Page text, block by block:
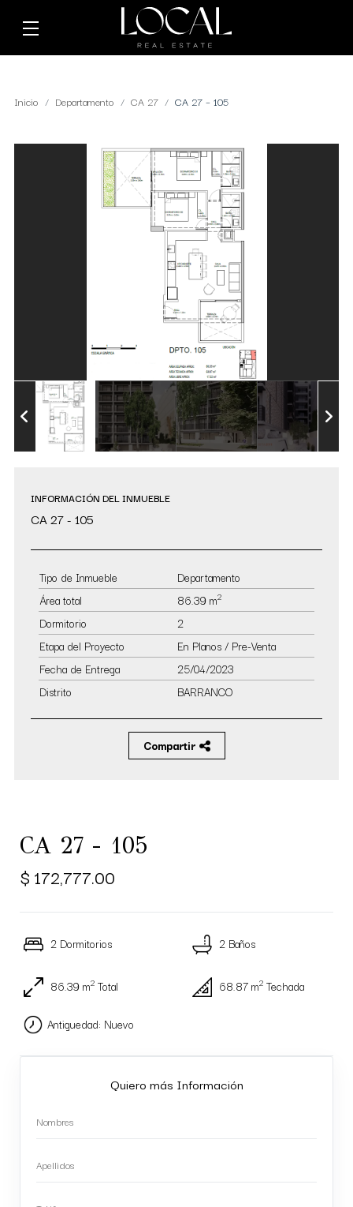
Inicio Departamento CA 27 CA 27 – 105
INFORMACIÓN DEL INMUEBLE
CA 27 - 105
Tipo de Inmueble
Departamento
Área total
86.39 m2
Dormitorio
2
Etapa del Proyecto
En Planos / Pre-Venta
Fecha de Entrega
25/04/2023
Distrito
BARRANCO
Compartir
CA 27 - 105
$ 172,777.00
2 Dormitorios 2 Baños
86.39 m2 Total 68.87 m2 Techada
Antiguedad: Nuevo
Quiero más Información